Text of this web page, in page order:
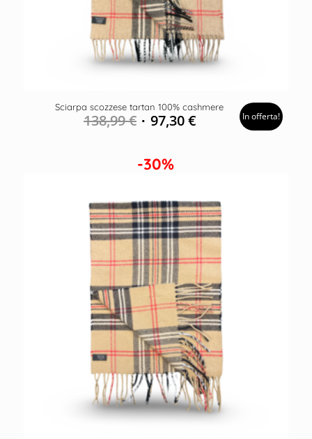
Sciarpa scozzese tartan 100% cashmere
138,99€ 97,30€ In offerta!
-30%